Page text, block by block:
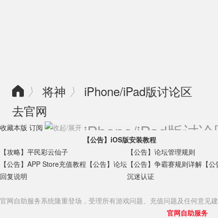
 〉 将神 〉
iPhone/iPad版讨论区
去官网
收藏本版 订阅 iPhone/iPad版讨
【公告】iOS版安装教程
【攻略】平民彩云仙子
【公告】APP Store充值教程 【公告】论坛
回复说明
【公告】论坛管理规则
【公告】争霸赛规则详解 【
沉迷认证
官网自助服务系统隆重登场，受理所有游戏问题、充值问题及任何意见
官网自助服务